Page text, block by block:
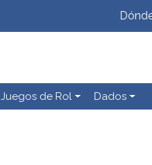
Juegos de Rol Dados